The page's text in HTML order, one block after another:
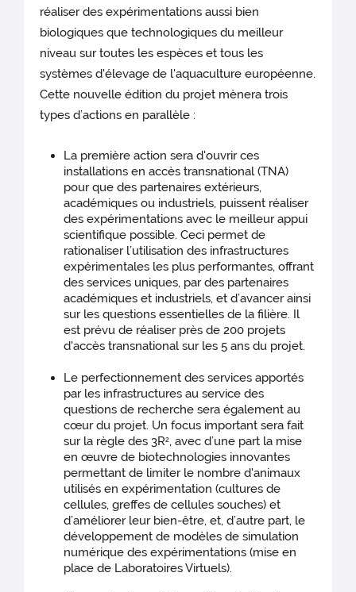
réaliser des expérimentations aussi bien
biologiques que technologiques du meilleur
niveau sur toutes les espèces et tous les
systèmes d'élevage de l'aquaculture européenne.
Cette nouvelle édition du projet mènera trois
types d’actions en parallèle :
La première action sera d'ouvrir ces
installations en accès transnational (TNA)
pour que des partenaires extérieurs,
académiques ou industriels, puissent réaliser
des expérimentations avec le meilleur appui
scientifique possible. Ceci permet de
rationaliser l’utilisation des infrastructures
expérimentales les plus performantes, offrant
des services uniques, par des partenaires
académiques et industriels, et d’avancer ainsi
sur les questions essentielles de la filière. Il
est prévu de réaliser près de 200 projets
d'accès transnational sur les 5 ans du projet.
Le perfectionnement des services apportés
par les infrastructures au service des
questions de recherche sera également au
cœur du projet. Un focus important sera fait
sur la règle des 3R2, avec d’une part la mise
en œuvre de biotechnologies innovantes
permettant de limiter le nombre d'animaux
utilisés en expérimentation (cultures de
cellules, greffes de cellules souches) et
d’améliorer leur bien-être, et, d’autre part, le
développement de modèles de simulation
numérique des expérimentations (mise en
place de Laboratoires Virtuels).